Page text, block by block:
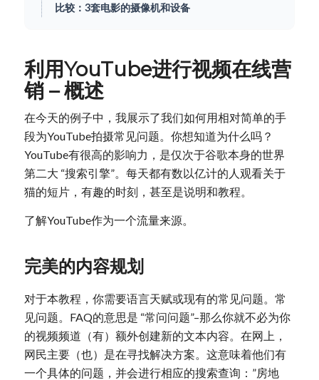
比较：3套电影的摄像机和设备
利用YouTube进行视频在线营
销 – 概述
在今天的例子中，我展示了我们如何用相对简单的手
段为YouTube拍摄常见问题。你想知道为什么吗？
YouTube有很高的影响力，是仅次于谷歌本身的世界
第二大 “搜索引擎”。每天都有数以亿计的人观看关于
猫的短片，有趣的时刻，甚至是说明和教程。
了解YouTube作为一个流量来源。
完美的内容规划
对于本教程，你需要语言天赋或现有的常见问题。常
见问题。FAQ的意思是 “常问问题”–那么你就不必为你
的视频频道（有）额外创建新的文本内容。在网上，
网民主要（也）是在寻找解决方案。这意味着他们有
一个具体的问题，并会进行相应的搜索查询：”房地